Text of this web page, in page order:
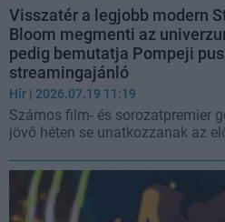
Visszatér a legjobb modern
Bloom megmenti az
pedig bemutatja Pompeji
streamingajánló
Hír | 2026.07.19 11:19
Számos film- és sorozatpremier
jövő héten se unatkozzanak az